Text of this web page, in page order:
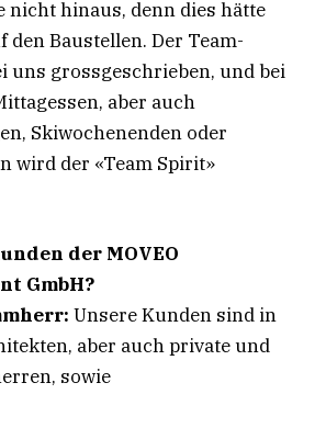
nicht hinaus, denn dies hätte
den Baustellen. Der Team-
uns grossgeschrieben, und bei
aber auch
Skiwochenenden oder
wird der «Team Spirit»
der MOVEO
GmbH?
Unsere Kunden sind in
aber auch private und
sowie